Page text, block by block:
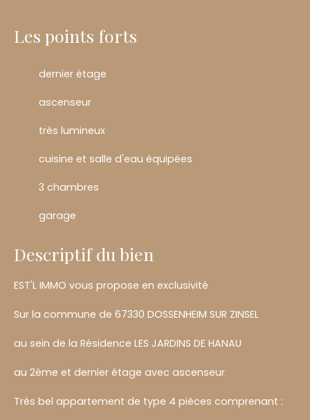
Les points forts
dernier étage
ascenseur
très lumineux
cuisine et salle d'eau équipées
3 chambres
garage
Descriptif du bien
EST'L IMMO vous propose en exclusivité
Sur la commune de 67330 DOSSENHEIM SUR ZINSEL
au sein de la Résidence LES JARDINS DE HANAU
au 2ème et dernier étage avec ascenseur
Très bel appartement de type 4 pièces comprenant :